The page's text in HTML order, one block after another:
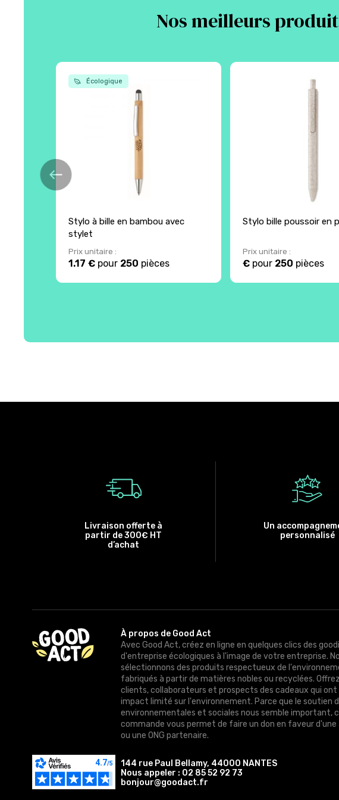
Nos meilleurs
Écologique
Stylo à bille en bambou avec
stylet
Prix unitaire :
1.17 € pour 250 pièces
Stylo bille poussoir en
Prix unitaire :
€pour 250 pièces
Livraison offerte à
partir de 300€ HT
d’achat
Un
personnalisé
À propos de Good Act
Avec Good Act, créez en ligne en quelques clics des
d'entreprise écologiques à l'image de votre entreprise.
sélectionnons des produits respectueux de
fabriqués à partir de matières nobles ou recyclées.
clients, collaborateurs et prospects des cadeaux qui ont
impact limité sur l'environnement. Parce que le soutien
environnementales et sociales nous semble important,
commande vous permet de faire un don en faveur
ou une ONG partenaire.
144 rue Paul Bellamy, 44000 NANTES
Nous appeler : 02 85 52 92 73
bonjour@goodact.fr